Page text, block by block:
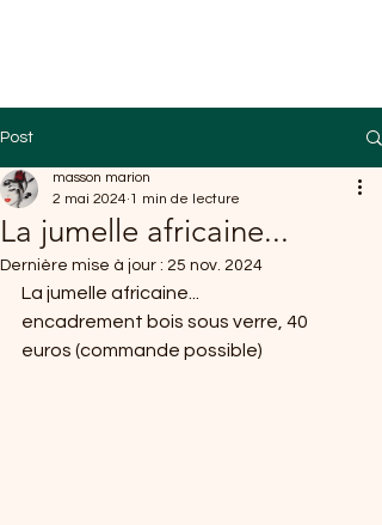
Post
La jumelle africaine...
masson marion
2 mai 2024 1 min de lecture
Dernière mise à jour : 25 nov. 2024
La jumelle africaine...
encadrement bois sous verre, 40
euros (commande possible)